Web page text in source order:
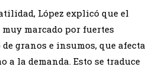
López explicó que el
marcado por fuertes
granos e insumos, que afecta
a la demanda. Esto se traduce